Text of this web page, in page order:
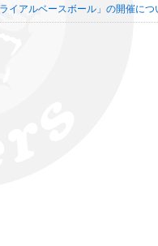
イアルベースボール」の開催につ